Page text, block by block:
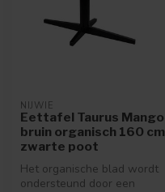
NIJWIE
Eettafel Taurus Mango
bruin organisch 160 cm
zwarte poot
Het organische blad wordt
ondersteund door een